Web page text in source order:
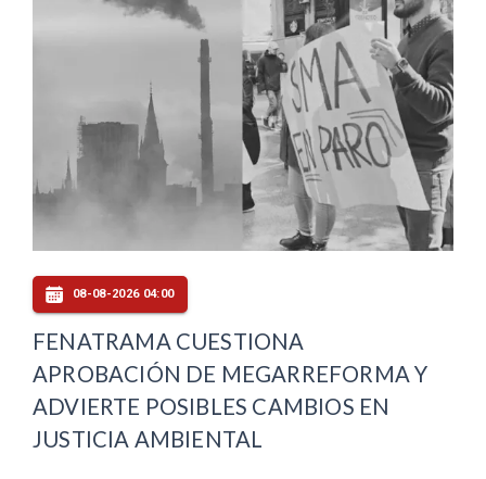
08-08-2026 04:00
FENATRAMA CUESTIONA
APROBACIÓN DE MEGARREFORMA Y
ADVIERTE POSIBLES CAMBIOS EN
JUSTICIA AMBIENTAL